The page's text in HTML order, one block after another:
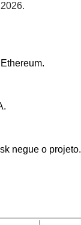
negue o projeto.